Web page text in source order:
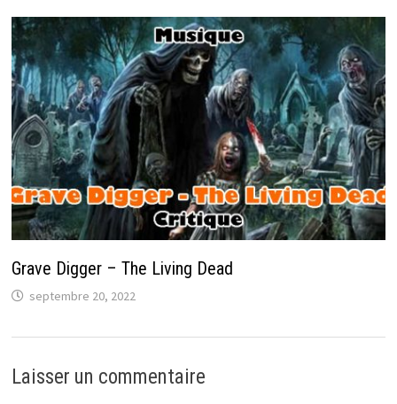
Grave Digger – The Living Dead
septembre 20, 2022
Laisser un commentaire